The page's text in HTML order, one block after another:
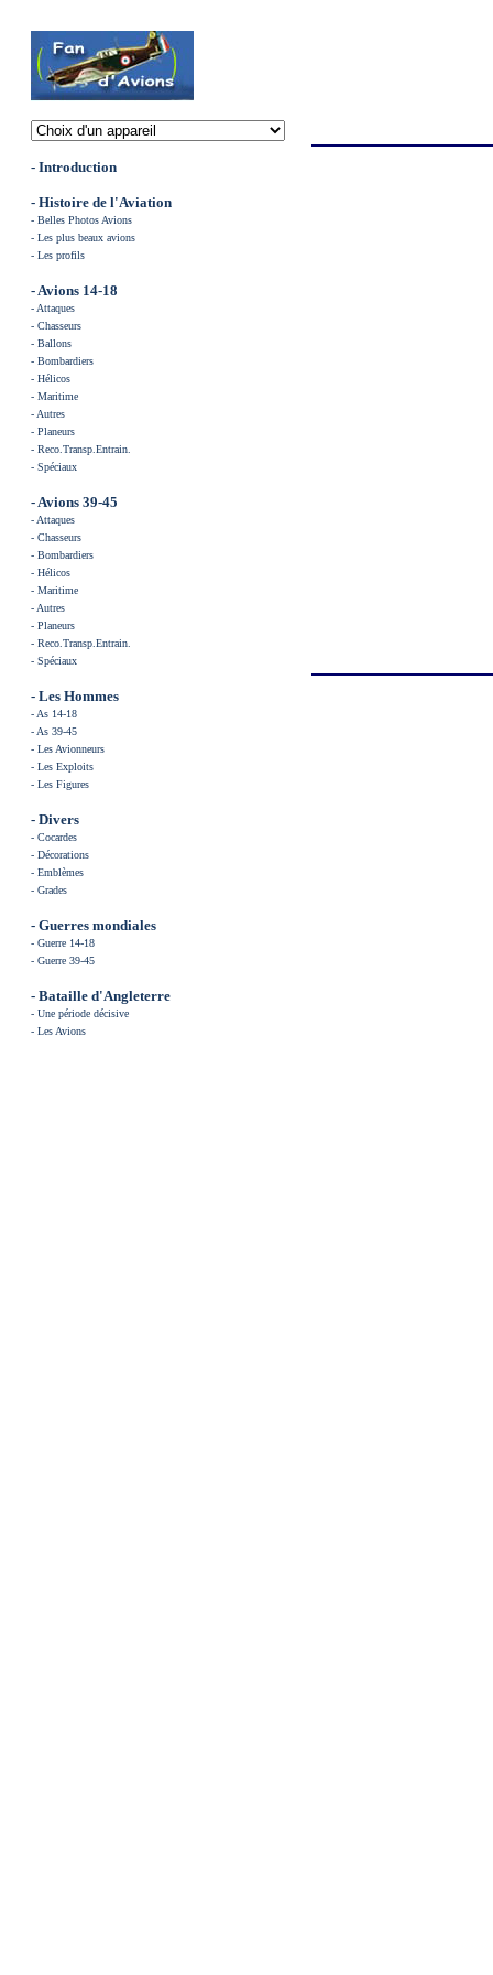
- Introduction
- Histoire de l'Aviation
- Belles Photos Avions
- Les plus beaux avions
- Les profils
- Avions 14-18
- Attaques
- Chasseurs
- Ballons
- Bombardiers
- Hélicos
- Maritime
- Autres
- Planeurs
- Reco.Transp.Entrain.
- Spéciaux
- Avions 39-45
- Attaques
- Chasseurs
- Bombardiers
- Hélicos
- Maritime
- Autres
- Planeurs
- Reco.Transp.Entrain
- Spéciaux
- Les Hommes
- As 14-18
- As 39-45
- Les Avionneurs
- Les Exploits
- Les Figures
- Divers
- Cocardes
- Décorations
- Emblèmes
- Grades
- Guerres mondiales
- Guerre 14-18
- Guerre 39-45
- Bataille d'Angleterre
- Une période décisive
- Les Avions